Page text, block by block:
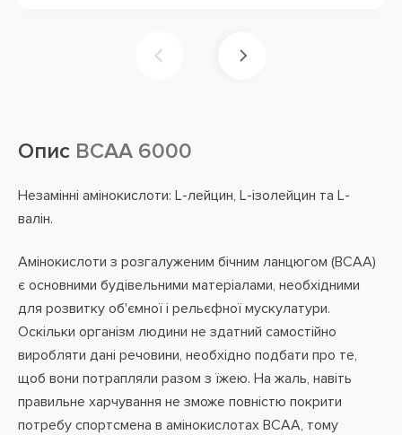
Опис BCAA 6000
Незамінні амінокислоти: L-лейцин, L-ізолейцин та L-
валін.
Амінокислоти з розгалуженим бічним ланцюгом (BCAA)
є основними будівельними матеріалами, необхідними
для розвитку об'ємної і рельєфної мускулатури.
Оскільки організм людини не здатний самостійно
виробляти дані речовини, необхідно подбати про те,
щоб вони потрапляли разом з їжею. На жаль, навіть
правильне харчування не зможе повністю покрити
потребу спортсмена в амінокислотах BCAA, тому